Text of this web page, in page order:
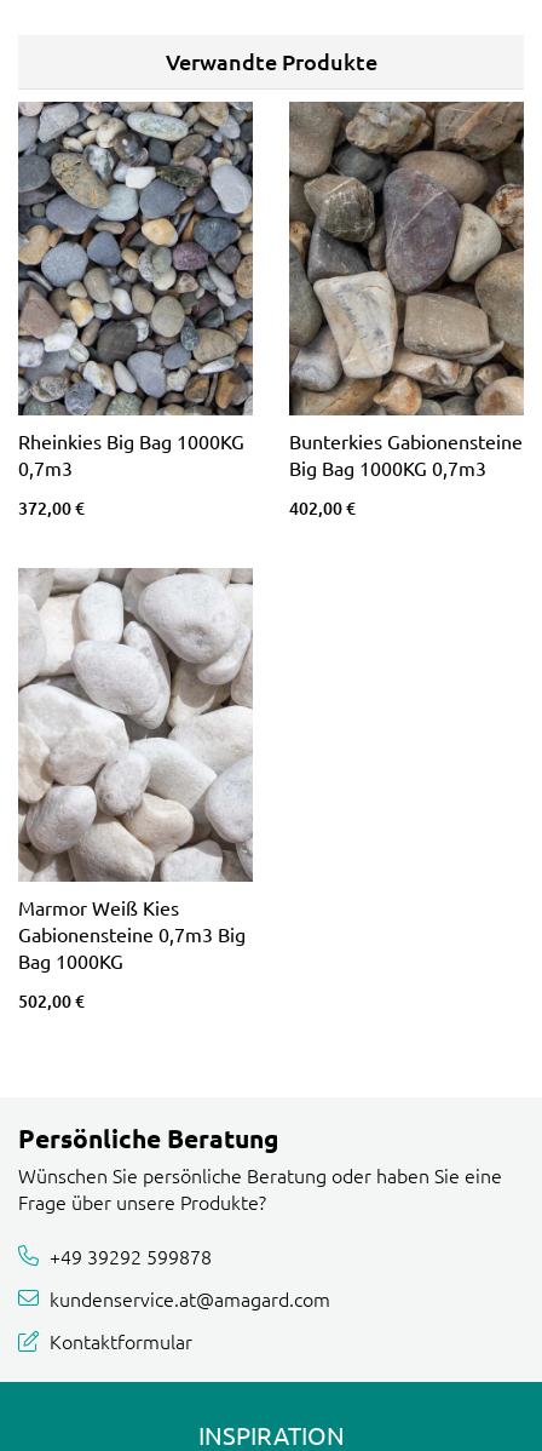
Verwandte Produkte
Rheinkies Big Bag 1000KG
0,7m3
372,00 €
Bunterkies Gabionensteine
Big Bag 1000KG 0,7m3
402,00 €
Marmor Weiß Kies
Gabionensteine 0,7m3 Big
Bag 1000KG
502,00 €
Persönliche Beratung
Wünschen Sie persönliche Beratung oder haben Sie eine
Frage über unsere Produkte?
+49 39292 599878
kundenservice.at@amagard.com
Kontaktformular
INSPIRATION